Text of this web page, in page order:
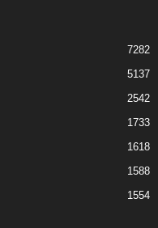
7282
5137
2542
1733
1618
1588
1554